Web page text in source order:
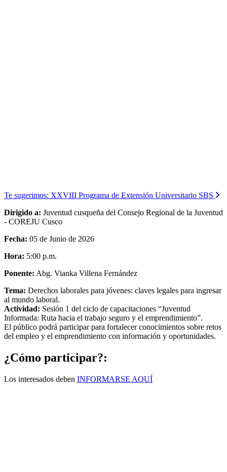
Te sugerimos: XXVIII Programa de Extensión Universitario SBS
Dirigido a: Juventud cusqueña del Consejo Regional de la Juventud
- COREJU Cusco
Fecha: 05 de Junio de 2026
Hora: 5:00 p.m.
Ponente: Abg. Vianka Villena Fernández
Tema: Derechos laborales para jóvenes: claves legales para ingresar
al mundo laboral.
Actividad: Sesión 1 del ciclo de capacitaciones “Juventud
Informada: Ruta hacia el trabajo seguro y el emprendimiento”.
El público podrá participar para fortalecer conocimientos sobre retos
del empleo y el emprendimiento con información y oportunidades.
¿Cómo participar?:
Los interesados deben INFORMARSE AQUÍ